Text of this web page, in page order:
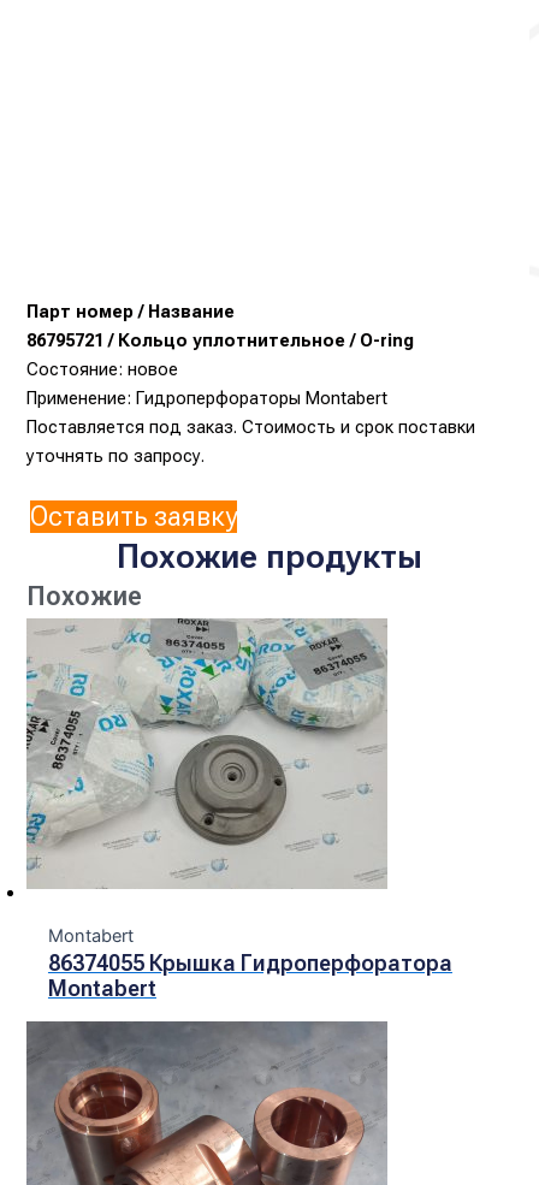
Парт номер / Название
86795721 / Кольцо уплотнительное / O-ring
Состояние: новое
Применение: Гидроперфораторы Montabert
Поставляется под заказ. Стоимость и срок поставки
уточнять по запросу.
Оставить заявку
Похожие продукты
Похожие
Montabert
86374055 Крышка Гидроперфоратора
Montabert